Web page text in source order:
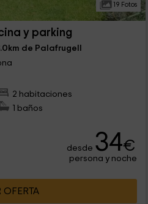
19 Fotos
y parking
de Palafrugell
2 habitaciones
1 baños
desde 34€
persona y noche
OFERTA